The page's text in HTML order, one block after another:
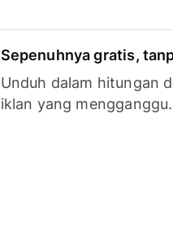
Sepenuhnya gratis,
Unduh dalam hitungan
iklan yang mengganggu.